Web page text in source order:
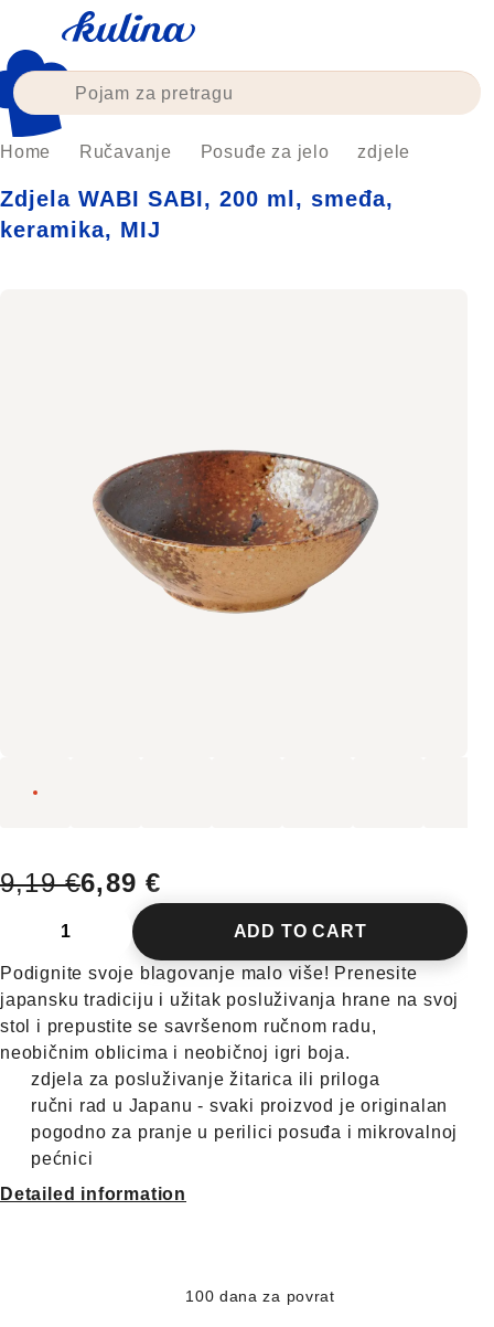
content
Home Ručavanje Posuđe za jelo zdjele
Zdjela WABI SABI, 200 ml, smeđa,
keramika, MIJ
9,19 €6,89 €
ADD TO CART
Podignite svoje blagovanje malo više! Prenesite
japansku tradiciju i užitak posluživanja hrane na svoj
stol i prepustite se savršenom ručnom radu,
neobičnim oblicima i neobičnoj igri boja.
zdjela za posluživanje žitarica ili priloga
ručni rad u Japanu - svaki proizvod je originalan
pogodno za pranje u perilici posuđa i mikrovalnoj
pećnici
Detailed information
100 dana za povrat